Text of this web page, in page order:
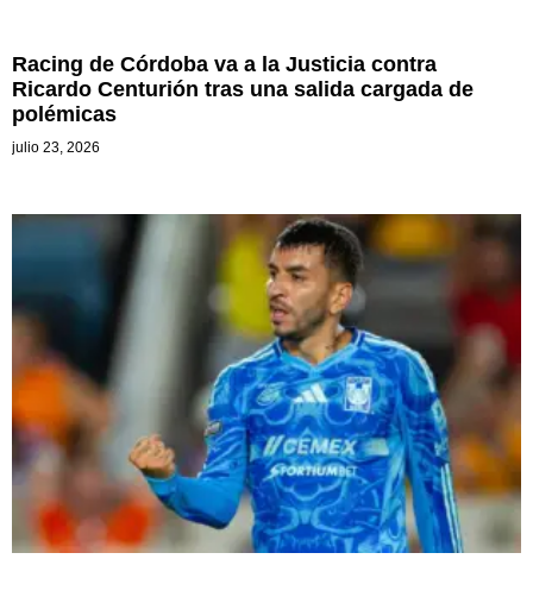
Racing de Córdoba va a la Justicia contra
Ricardo Centurión tras una salida cargada de
polémicas
julio 23, 2026